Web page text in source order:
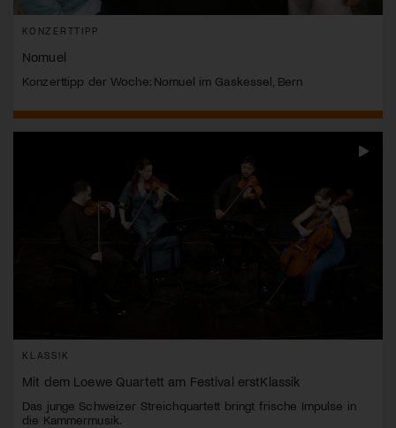
KONZERTTIPP
Nomuel
Konzerttipp der Woche: Nomuel im Gaskessel, Bern
KLASSIK
Mit dem Loewe Quartett am Festival erstKlassik
Das junge Schweizer Streichquartett bringt frische Impulse in
die Kammermusik.